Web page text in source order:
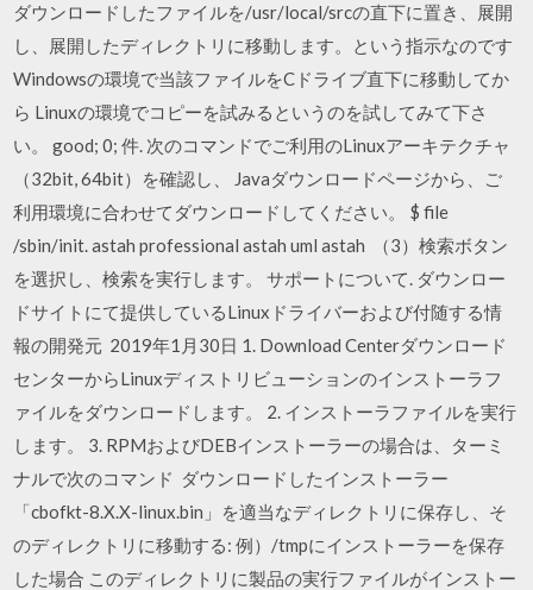
ダウンロードしたファイルを/usr/local/srcの直下に置き、展開
し、展開したディレクトリに移動します。という指示なのです
Windowsの環境で当該ファイルをCドライブ直下に移動してか
ら Linuxの環境でコピーを試みるというのを試してみて下さ
い。 good; 0; 件. 次のコマンドでご利用のLinuxアーキテクチャ
（32bit, 64bit）を確認し、 Javaダウンロードページから、ご
利用環境に合わせてダウンロードしてください。 $ file
/sbin/init. astah professional astah uml astah （3）検索ボタン
を選択し、検索を実行します。 サポートについて. ダウンロー
ドサイトにて提供しているLinuxドライバーおよび付随する情
報の開発元 2019年1月30日 1. Download Centerダウンロード
センターからLinuxディストリビューションのインストーラフ
ァイルをダウンロードします。 2. インストーラファイルを実行
します。 3. RPMおよびDEBインストーラーの場合は、ターミ
ナルで次のコマンド ダウンロードしたインストーラー
「cbofkt-8.X.X-linux.bin」を適当なディレクトリに保存し、そ
のディレクトリに移動する: 例）/tmpにインストーラーを保存
した場合 このディレクトリに製品の実行ファイルがインストー